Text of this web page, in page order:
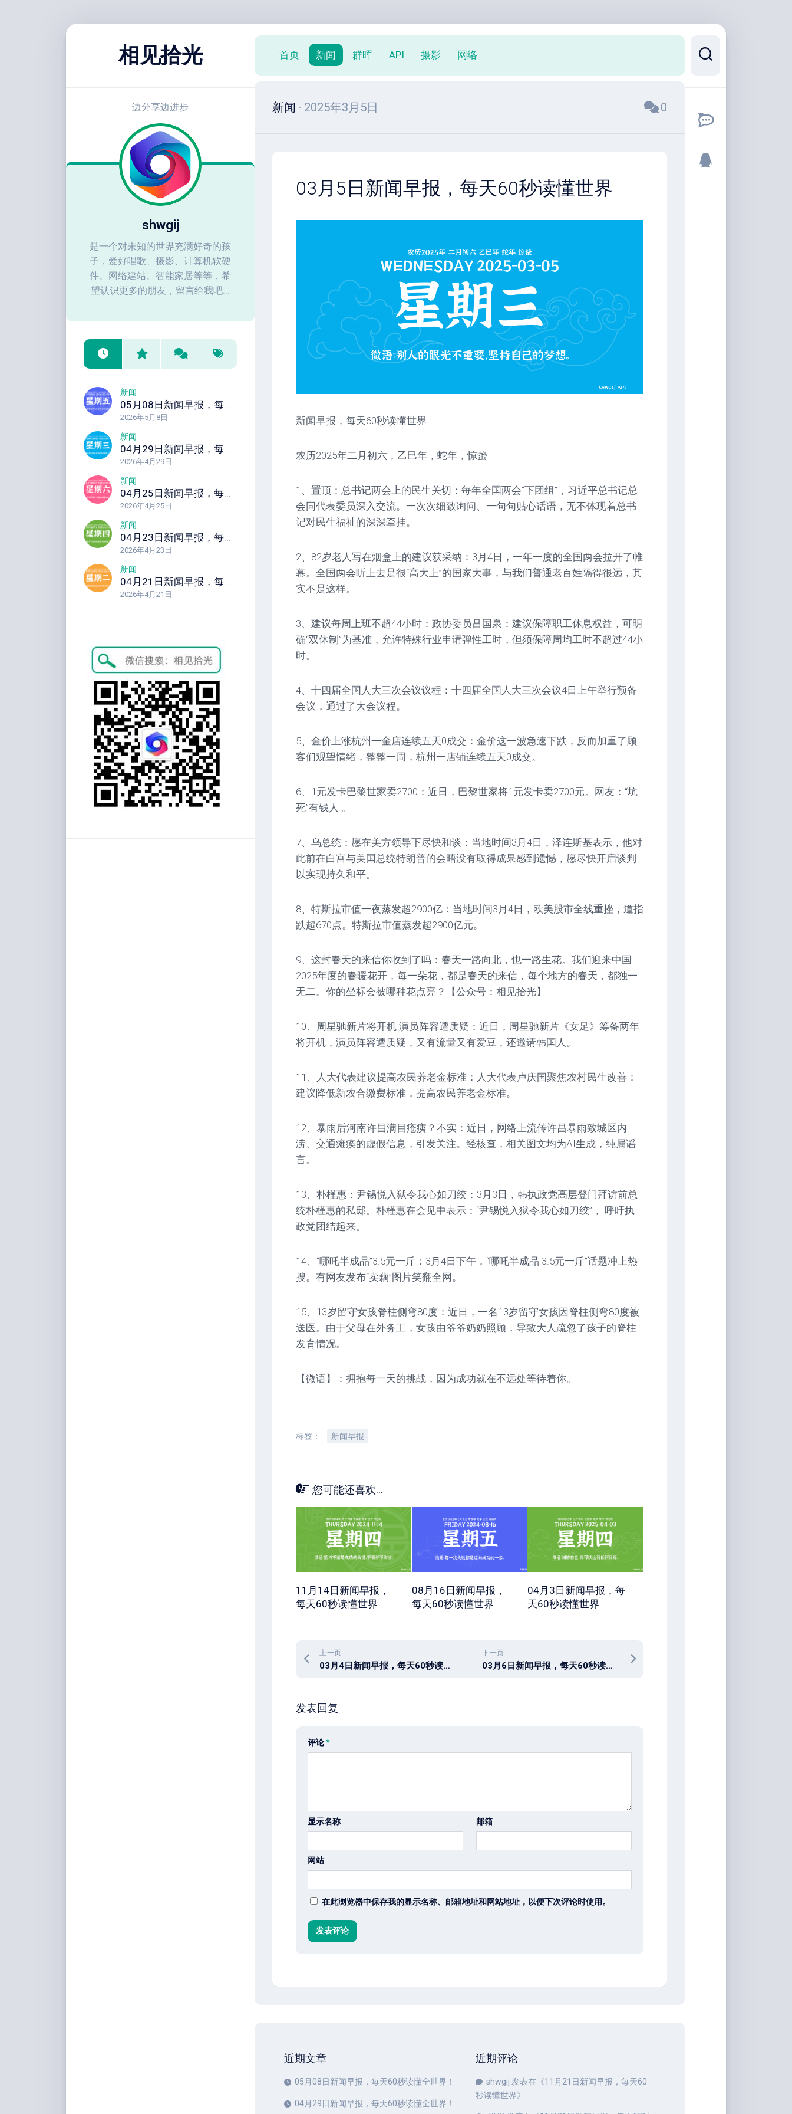
相见拾光
边分享边进步
shwgij
是一个对未知的世界充满好奇的孩
子，爱好唱歌、摄影、计算机软硬
件、网络建站、智能家居等等，希
望认识更多的朋友，留言给我吧...
新闻
05月08日新闻早报，每天60秒读懂全世界！
2026年5月8日
新闻
04月29日新闻早报，每天60秒读懂全世界！
2026年4月29日
新闻
04月25日新闻早报，每天60秒读懂全世界！
2026年4月25日
新闻
04月23日新闻早报，每天60秒读懂全世界！
2026年4月23日
新闻
04月21日新闻早报，每天60秒读懂全世界！
2026年4月21日
首页 新闻 群晖 API 摄影 网络
新闻 · 2025年3月5日 0
03月5日新闻早报，每天60秒读懂世界
新闻早报，每天60秒读懂世界
农历2025年二月初六，乙巳年，蛇年，惊蛰
1、置顶：总书记两会上的民生关切：每年全国两会“下团组”，习近平总书记总
会同代表委员深入交流。一次次细致询问、一句句贴心话语，无不体现着总书
记对民生福祉的深深牵挂。
2、82岁老人写在烟盒上的建议获采纳：3月4日，一年一度的全国两会拉开了帷
幕。全国两会听上去是很“高大上”的国家大事，与我们普通老百姓隔得很远，其
实不是这样。
3、建议每周上班不超44小时：政协委员吕国泉：建议保障职工休息权益，可明
确“双休制”为基准，允许特殊行业申请弹性工时，但须保障周均工时不超过44小
时。
4、十四届全国人大三次会议议程：十四届全国人大三次会议4日上午举行预备
会议，通过了大会议程。
5、金价上涨杭州一金店连续五天0成交：金价这一波急速下跌，反而加重了顾
客们观望情绪，整整一周，杭州一店铺连续五天0成交。
6、1元发卡巴黎世家卖2700：近日，巴黎世家将1元发卡卖2700元。网友：“坑
死”有钱人 。
7、乌总统：愿在美方领导下尽快和谈：当地时间3月4日，泽连斯基表示，他对
此前在白宫与美国总统特朗普的会晤没有取得成果感到遗憾，愿尽快开启谈判
以实现持久和平。
8、特斯拉市值一夜蒸发超2900亿：当地时间3月4日，欧美股市全线重挫，道指
跌超670点。特斯拉市值蒸发超2900亿元。
9、这封春天的来信你收到了吗：春天一路向北，也一路生花。我们迎来中国
2025年度的春暖花开，每一朵花，都是春天的来信，每个地方的春天，都独一
无二。你的坐标会被哪种花点亮？【公众号：相见拾光】
10、周星驰新片将开机 演员阵容遭质疑：近日，周星驰新片《女足》筹备两年
将开机，演员阵容遭质疑，又有流量又有爱豆，还邀请韩国人。
11、人大代表建议提高农民养老金标准：人大代表卢庆国聚焦农村民生改善：
建议降低新农合缴费标准，提高农民养老金标准。
12、暴雨后河南许昌满目疮痍？不实：近日，网络上流传许昌暴雨致城区内
涝、交通瘫痪的虚假信息，引发关注。经核查，相关图文均为AI生成，纯属谣
言。
13、朴槿惠：尹锡悦入狱令我心如刀绞：3月3日，韩执政党高层登门拜访前总
统朴槿惠的私邸。朴槿惠在会见中表示：“尹锡悦入狱令我心如刀绞”， 呼吁执
政党团结起来。
14、“哪吒半成品”3.5元一斤：3月4日下午，“哪吒半成品 3.5元一斤”话题冲上热
搜。有网友发布“卖藕”图片笑翻全网。
15、13岁留守女孩脊柱侧弯80度：近日，一名13岁留守女孩因脊柱侧弯80度被
送医。由于父母在外务工，女孩由爷爷奶奶照顾，导致大人疏忽了孩子的脊柱
发育情况。
【微语】：拥抱每一天的挑战，因为成功就在不远处等待着你。
标签： 新闻早报
您可能还喜欢...
11月14日新闻早报，
每天60秒读懂世界
08月16日新闻早报，
每天60秒读懂世界
04月3日新闻早报，每
天60秒读懂世界
下一页
03月6日新闻早报，每天60秒读懂世界
上一页
03月4日新闻早报，每天60秒读懂世界
发表回复
评论*
显示名称 邮箱
网站
在此浏览器中保存我的显示名称、邮箱地址和网站地址，以便下次评论时使用。
近期文章
05月08日新闻早报，每天60秒读懂全世界！
04月29日新闻早报，每天60秒读懂全世界！
近期评论
shwgij 发表在《11月21日新闻早报，每天60
秒读懂世界》